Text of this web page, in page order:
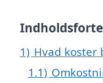
1) Hvad koster
1.1)